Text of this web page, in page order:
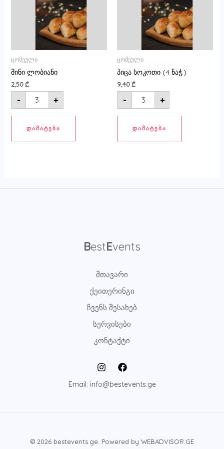
ცომეული
მინი ლობიანი
2,50 ₾
- +
ᲓᲐᲛᲐᲢᲔᲑᲐ
ცომეული
პიცა სოკოთი (4 ნაჭ.)
9,40 ₾
- +
ᲓᲐᲛᲐᲢᲔᲑᲐ
BestEvents
მთავარი
ქეითერინგი
ჩვენს შესახებ
სერვისები
კონტაქტი
Email: info@bestevents.ge
© 2026 bestevents.ge. Powered by WEBADVISOR.GE